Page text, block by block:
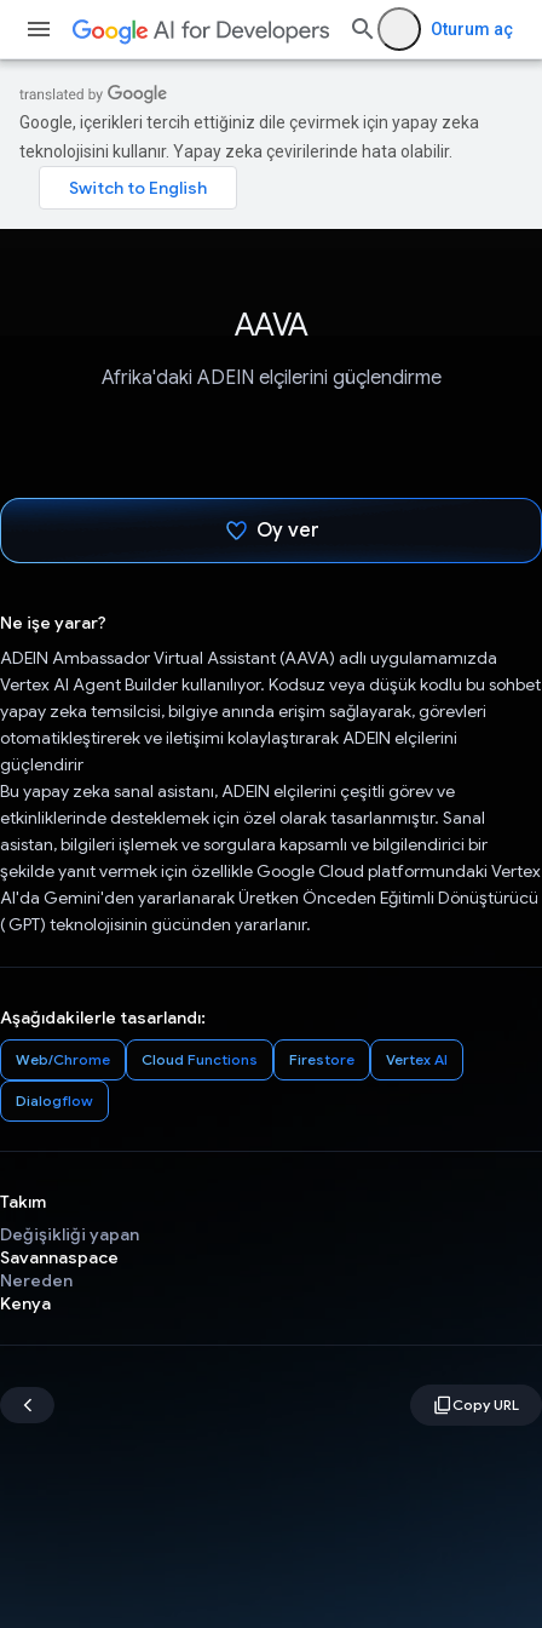
Oturum aç
Google, içerikleri tercih ettiğiniz dile çevirmek için yapay zeka
teknolojisini kullanır. Yapay zeka çevirilerinde hata olabilir.
AAVA
Afrika'daki ADEIN elçilerini güçlendirme
Oy ver
Ne işe yarar?
ADEIN Ambassador Virtual Assistant (AAVA) adlı uygulamamızda
Vertex AI Agent Builder kullanılıyor. Kodsuz veya düşük kodlu bu sohbet
yapay zeka temsilcisi, bilgiye anında erişim sağlayarak, görevleri
otomatikleştirerek ve iletişimi kolaylaştırarak ADEIN elçilerini
güçlendirir
Bu yapay zeka sanal asistanı, ADEIN elçilerini çeşitli görev ve
etkinliklerinde desteklemek için özel olarak tasarlanmıştır. Sanal
asistan, bilgileri işlemek ve sorgulara kapsamlı ve bilgilendirici bir
şekilde yanıt vermek için özellikle Google Cloud platformundaki Vertex
AI'da Gemini'den yararlanarak Üretken Önceden Eğitimli Dönüştürücü
( GPT) teknolojisinin gücünden yararlanır.
Aşağıdakilerle tasarlandı:
Web/Chrome Cloud Functions Firestore Vertex AI
Dialogflow
Takım
Değişikliği yapan
Savannaspace
Nereden
Kenya